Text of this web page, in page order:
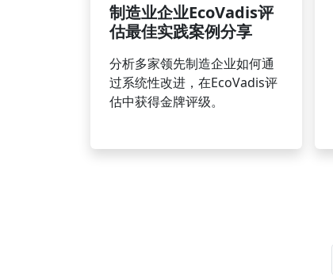
制造业企业EcoVadis评
估最佳实践案例分享
分析多家领先制造企业如何通
过系统性改进，在EcoVadis评
估中获得金牌评级。